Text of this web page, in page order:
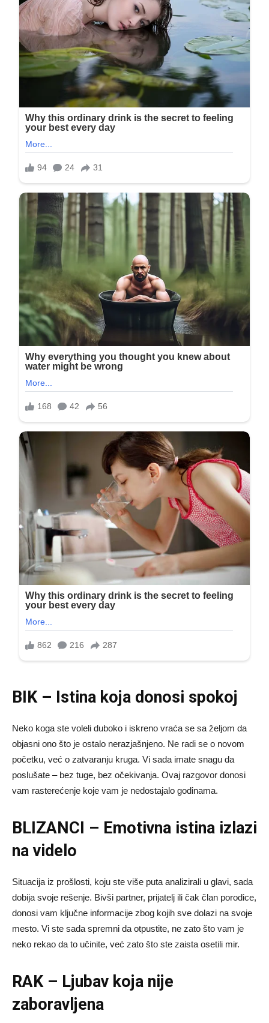
BIK – Istina koja donosi spokoj
Neko koga ste voleli duboko i iskreno vraća se sa željom da
objasni ono što je ostalo nerazjašnjeno. Ne radi se o novom
početku, već o zatvaranju kruga. Vi sada imate snagu da
poslušate – bez tuge, bez očekivanja. Ovaj razgovor donosi
vam rasterećenje koje vam je nedostajalo godinama.
BLIZANCI – Emotivna istina izlazi
na videlo
Situacija iz prošlosti, koju ste više puta analizirali u glavi, sada
dobija svoje rešenje. Bivši partner, prijatelj ili čak član porodice,
donosi vam ključne informacije zbog kojih sve dolazi na svoje
mesto. Vi ste sada spremni da otpustite, ne zato što vam je
neko rekao da to učinite, već zato što ste zaista osetili mir.
RAK – Ljubav koja nije
zaboravljena